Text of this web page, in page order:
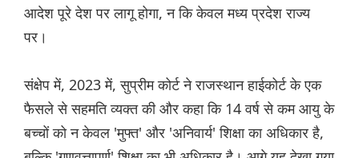
आदेश पूरे देश पर लागू होगा, न कि केवल मध्य प्रदेश राज्य
पर।
संक्षेप में, 2023 में, सुप्रीम कोर्ट ने राजस्थान हाईकोर्ट के एक
फैसले से सहमति व्यक्त की और कहा कि 14 वर्ष से कम आयु के
बच्चों को न केवल 'मुफ्त' और 'अनिवार्य' शिक्षा का अधिकार है,